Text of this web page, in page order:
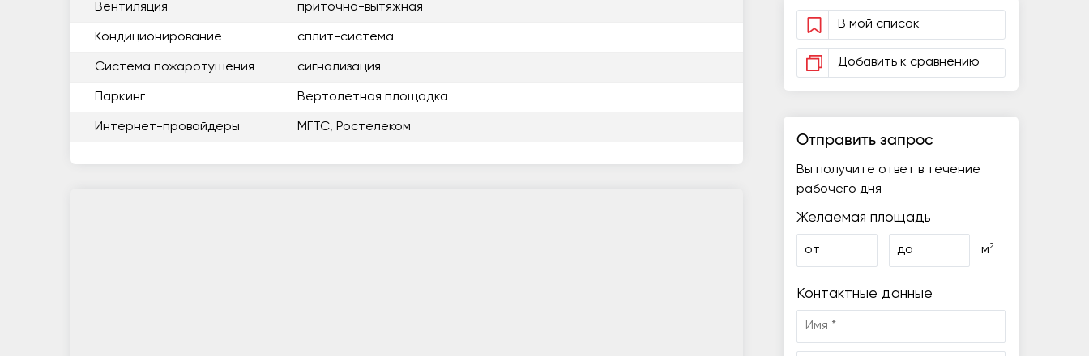
Вентиляция приточно-вытяжная
Кондиционирование сплит-система
Система пожаротушения сигнализация
Паркинг Вертолетная площадка
Интернет-провайдеры МГТС, Ростелеком
В мой список
Добавить к сравнению
Отправить запрос
Вы получите ответ в течение
рабочего дня
Желаемая площадь
от до м2
Контактные данные